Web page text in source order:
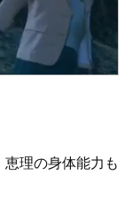
理の身体能力も